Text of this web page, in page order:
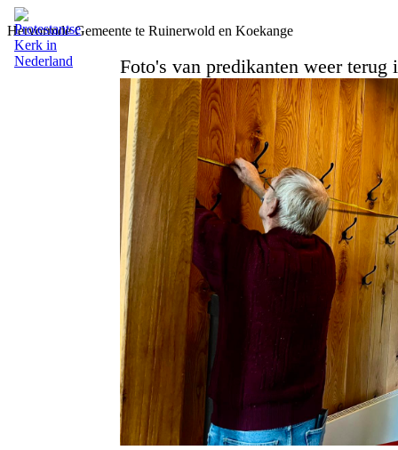
Hervormde Gemeente te Ruinerwold en Koekange
Foto's van predikanten weer terug